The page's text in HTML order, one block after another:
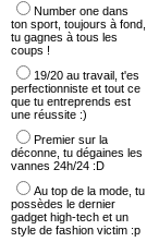
Number one dans
ton sport, toujours à fond,
tu gagnes à tous les
coups !
19/20 au travail, t'es
perfectionniste et tout ce
que tu entreprends est
une réussite :)
Premier sur la
déconne, tu dégaines les
vannes 24h/24 :D
Au top de la mode, tu
possèdes le dernier
gadget high-tech et un
style de fashion victim :p